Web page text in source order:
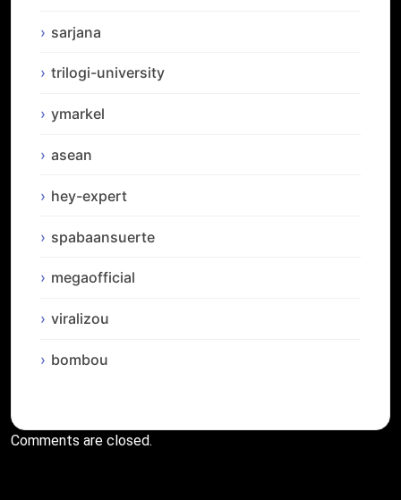
sarjana
trilogi-university
ymarkel
asean
hey-expert
spabaansuerte
megaofficial
viralizou
bombou
Comments are closed.